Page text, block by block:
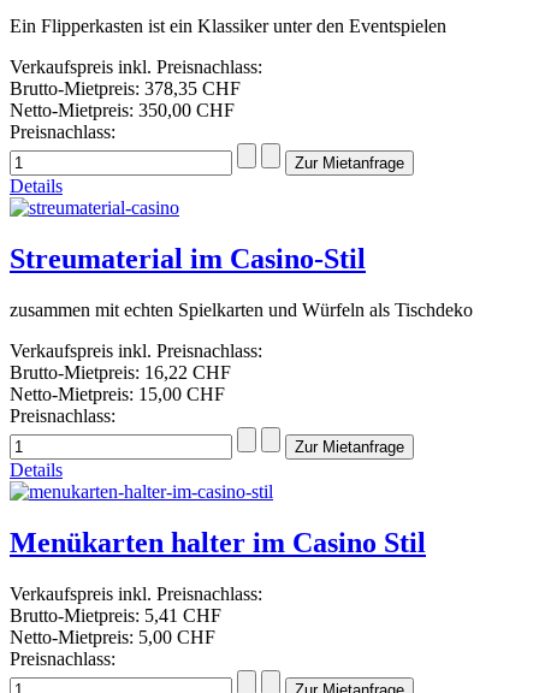
Ein Flipperkasten ist ein Klassiker unter den Eventspielen
Verkaufspreis inkl. Preisnachlass:
Brutto-Mietpreis: 378,35 CHF
Netto-Mietpreis: 350,00 CHF
Preisnachlass:
Details
Streumaterial im Casino-Stil
zusammen mit echten Spielkarten und Würfeln als Tischdeko
Verkaufspreis inkl. Preisnachlass:
Brutto-Mietpreis: 16,22 CHF
Netto-Mietpreis: 15,00 CHF
Preisnachlass:
Details
Menükarten halter im Casino Stil
Verkaufspreis inkl. Preisnachlass:
Brutto-Mietpreis: 5,41 CHF
Netto-Mietpreis: 5,00 CHF
Preisnachlass: